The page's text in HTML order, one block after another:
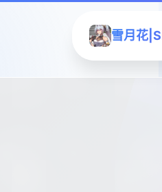
雪月花